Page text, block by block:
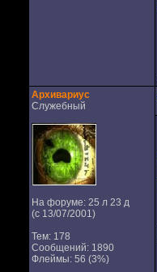
Архивариус
Служебный
На форуме: 25 л 23 д
(с 13/07/2001)
Тем: 178
Сообщений: 1890
Флеймы: 56 (3%)